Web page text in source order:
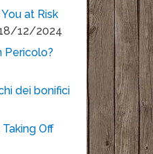
at Risk
12/2024
Pericolo?
dei bonifici
Off